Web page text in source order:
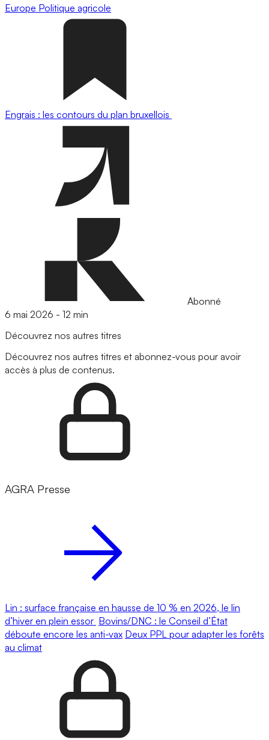
Europe Politique agricole
Engrais : les contours du plan bruxellois
Abonné
6 mai 2026 - 12 min
Découvrez nos autres titres
Découvrez nos autres titres et abonnez-vous pour avoir
accès à plus de contenus.
AGRA Presse
Lin : surface française en hausse de 10 % en 2026, le lin
d’hiver en plein essor Bovins/DNC : le Conseil d’État
déboute encore les anti-vax Deux PPL pour adapter les forêts
au climat